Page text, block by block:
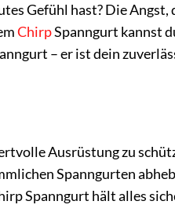
Gefühl hast? Die Angst,
ChirpSpanngurt kannst
– er ist dein
Ausrüstung zu
Spanngurten
Spanngurt hält alles